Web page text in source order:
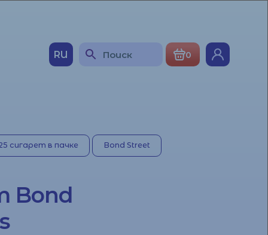
RU 0
сигарет в пачке Bond Street
Bond